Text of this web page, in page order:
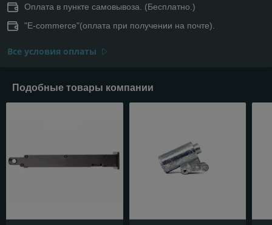
Оплата в пункте самовывоза. (Бесплатно.)
"E-commerce"(оплата при получении на почте).
Все условия оплаты
Подобные товары компании